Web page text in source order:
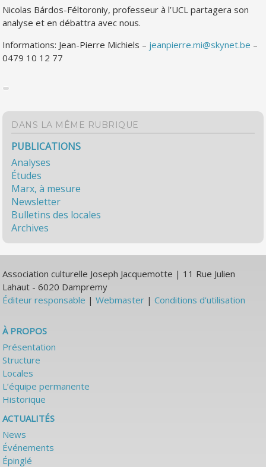
Nicolas Bárdos-Féltoroniy, professeur à l’UCL partagera son
analyse et en débattra avec nous.
Informations: Jean-Pierre Michiels – jeanpierre.mi@skynet.be –
0479 10 12 77
DANS LA MÊME RUBRIQUE
PUBLICATIONS
Analyses
Études
Marx, à mesure
Newsletter
Bulletins des locales
Archives
Association culturelle Joseph Jacquemotte | 11 Rue Julien
Lahaut - 6020 Dampremy
Éditeur responsable |Webmaster |Conditions d'utilisation
À PROPOS
Présentation
Structure
Locales
L’équipe permanente
Historique
ACTUALITÉS
News
Événements
Épinglé